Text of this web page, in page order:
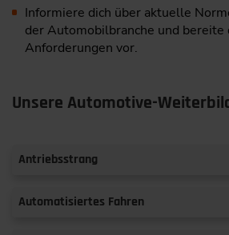
Informiere dich über aktuelle
der Automobilbranche und bereite
Anforderungen vor.
Unsere Automotive-
Antriebsstrang
Automatisiertes Fahren